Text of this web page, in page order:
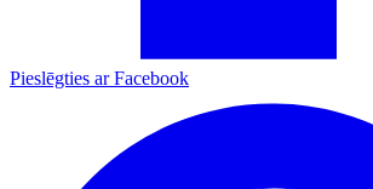
Pieslēgties ar Facebook